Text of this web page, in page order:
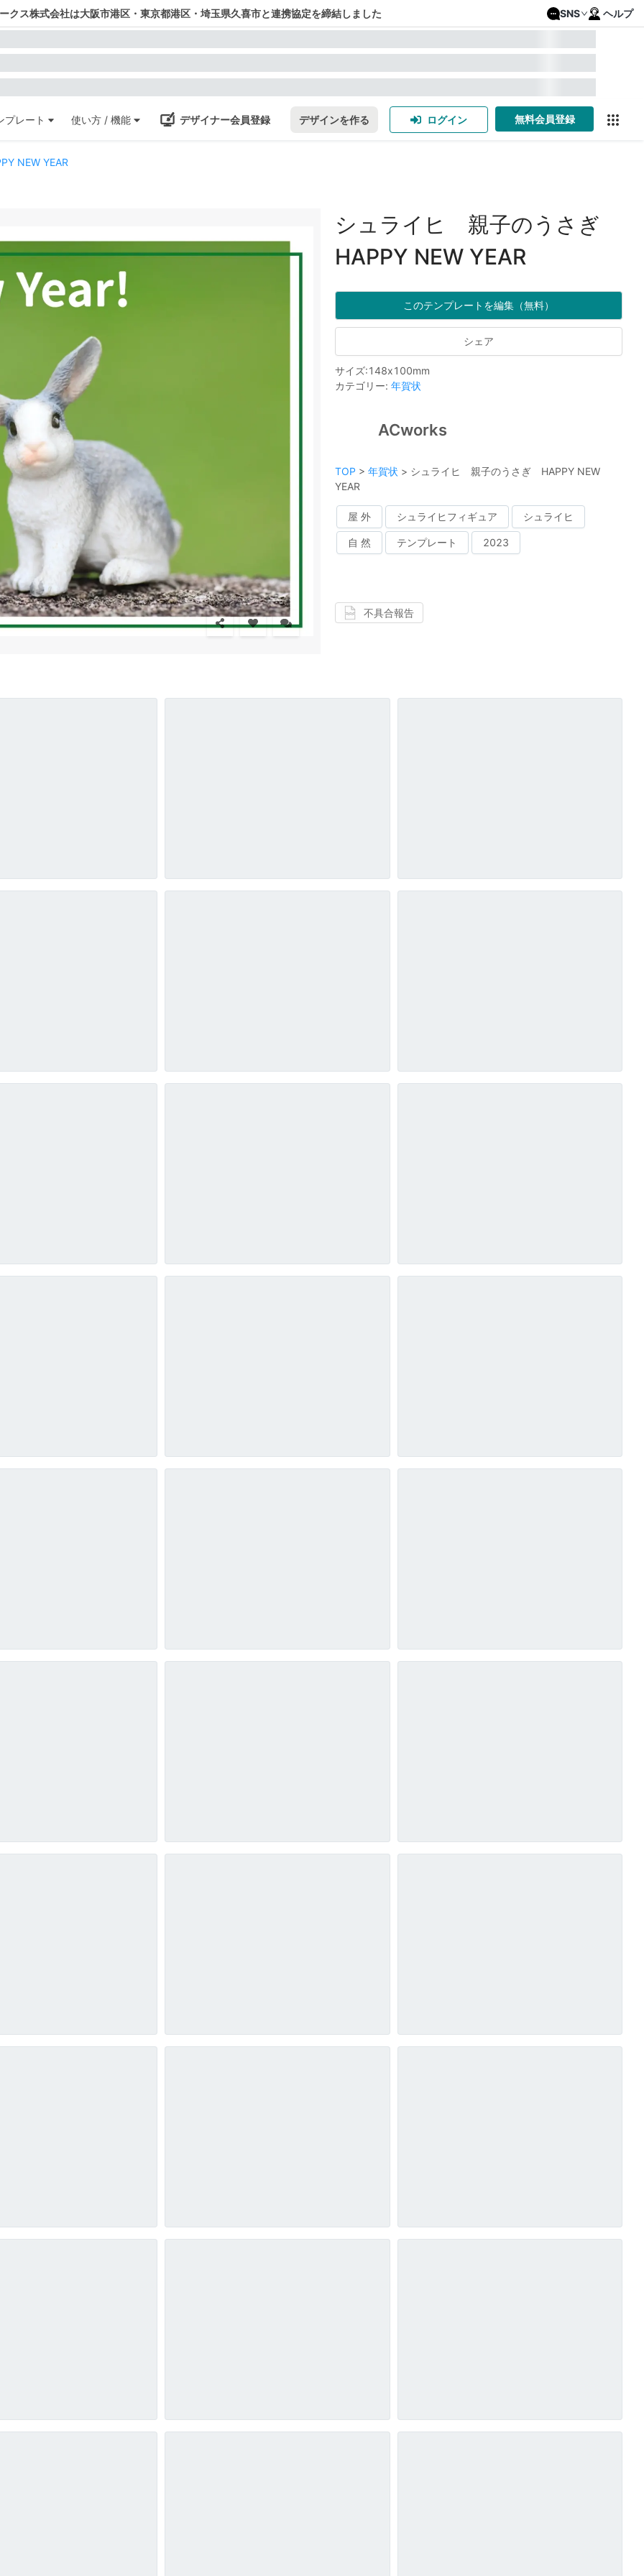
クス株式会社は大阪市港区・東京都港区・埼玉県久喜市と連携協定を締結しました SNS ヘルプ
プレート 使い方 / 機能 デザイナー会員登録 デザインを作る ログイン 無料会員登録
NEW YEAR
シュライヒ 親子のうさぎ
HAPPY NEW YEAR
このテンプレートを編集（無料）
シェア
サイズ:148x100mm
カテゴリー: 年賀状
ACworks
TOP > 年賀状 > シュライヒ 親子のうさぎ HAPPY NEW
YEAR
屋 外 シュライヒフィギュア シュライヒ
自 然 テンプレート 2023
不具合報告